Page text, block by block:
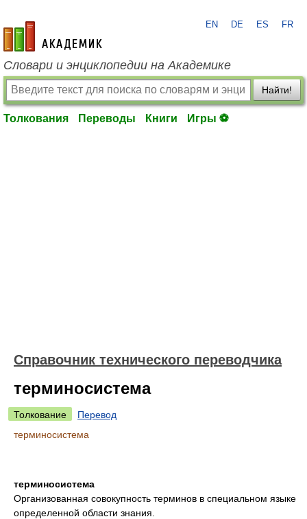
academic.ru
EN DE ES FR
Словари и энциклопедии на Академике
Найти!
Толкования Переводы Книги Игры ⚽
Справочник технического переводчика
терминосистема
Толкование
Перевод
терминосистема
терминосистема
Организованная совокупность терминов в специальном языке
определенной области знания.